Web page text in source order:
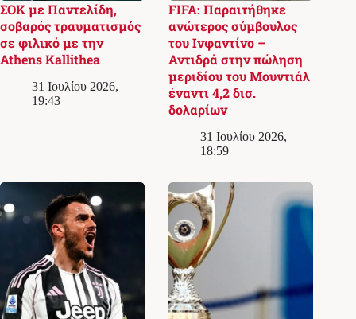
ΣΟΚ με Παντελίδη,
σοβαρός τραυματισμός
σε φιλικό με την
Athens Kallithea
31 Ιουλίου 2026,
19:43
FIFA: Παραιτήθηκε
ανώτερος σύμβουλος
του Ινφαντίνο –
Αντιδρά στην πώληση
μεριδίου του Μουντιάλ
έναντι 4,2 δισ.
δολαρίων
31 Ιουλίου 2026,
18:59